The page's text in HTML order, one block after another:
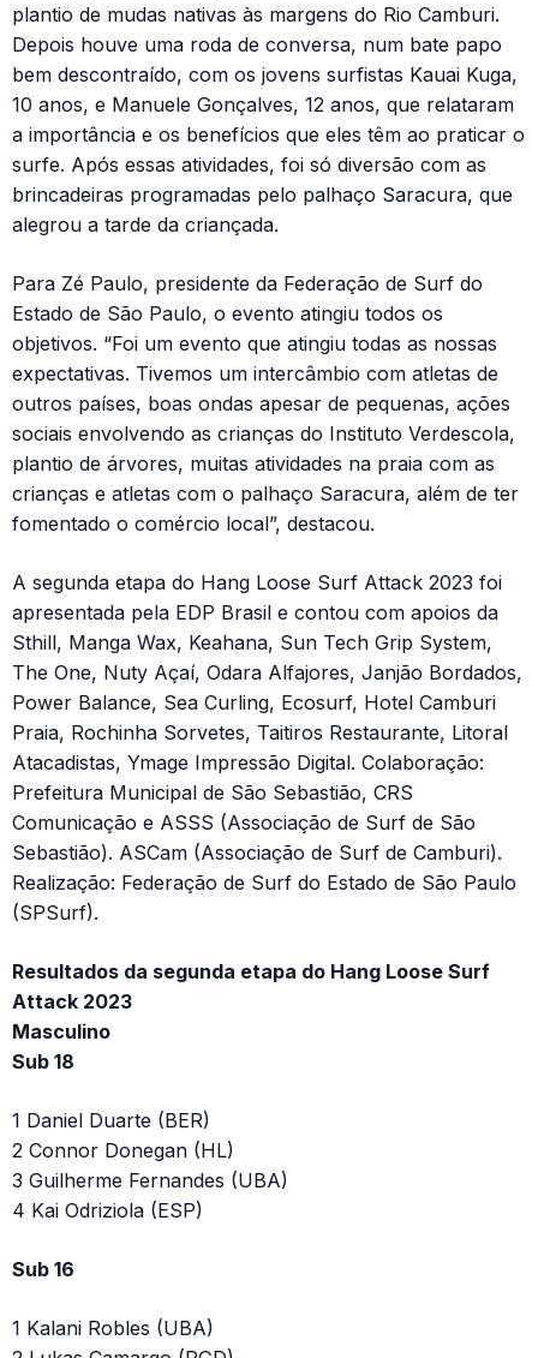
plantio de mudas nativas às margens do Rio Camburi.
Depois houve uma roda de conversa, num bate papo
bem descontraído, com os jovens surfistas Kauai Kuga,
10 anos, e Manuele Gonçalves, 12 anos, que relataram
a importância e os benefícios que eles têm ao praticar o
surfe. Após essas atividades, foi só diversão com as
brincadeiras programadas pelo palhaço Saracura, que
alegrou a tarde da criançada.
Para Zé Paulo, presidente da Federação de Surf do
Estado de São Paulo, o evento atingiu todos os
objetivos. “Foi um evento que atingiu todas as nossas
expectativas. Tivemos um intercâmbio com atletas de
outros países, boas ondas apesar de pequenas, ações
sociais envolvendo as crianças do Instituto Verdescola,
plantio de árvores, muitas atividades na praia com as
crianças e atletas com o palhaço Saracura, além de ter
fomentado o comércio local”, destacou.
A segunda etapa do Hang Loose Surf Attack 2023 foi
apresentada pela EDP Brasil e contou com apoios da
Sthill, Manga Wax, Keahana, Sun Tech Grip System,
The One, Nuty Açaí, Odara Alfajores, Janjão Bordados,
Power Balance, Sea Curling, Ecosurf, Hotel Camburi
Praia, Rochinha Sorvetes, Taitiros Restaurante, Litoral
Atacadistas, Ymage Impressão Digital. Colaboração:
Prefeitura Municipal de São Sebastião, CRS
Comunicação e ASSS (Associação de Surf de São
Sebastião). ASCam (Associação de Surf de Camburi).
Realização: Federação de Surf do Estado de São Paulo
(SPSurf).
Resultados da segunda etapa do Hang Loose Surf
Attack 2023
Masculino
Sub 18
1 Daniel Duarte (BER)
2 Connor Donegan (HL)
3 Guilherme Fernandes (UBA)
4 Kai Odriziola (ESP)
Sub 16
1 Kalani Robles (UBA)